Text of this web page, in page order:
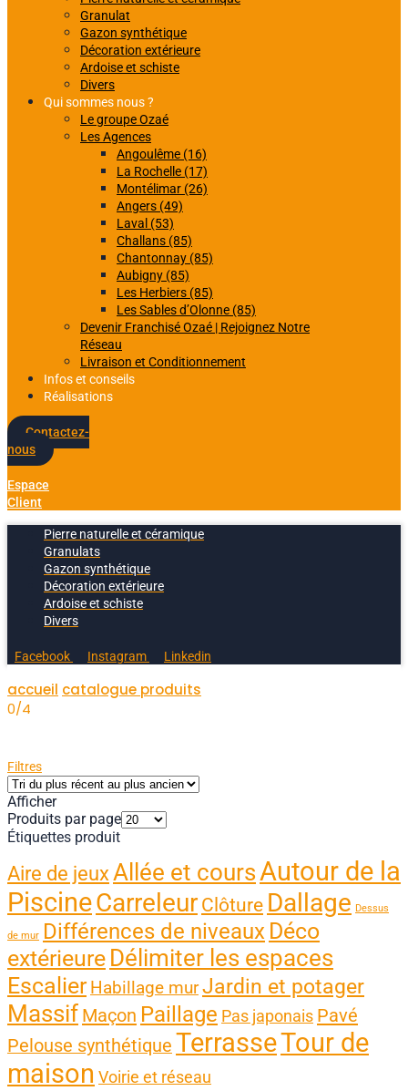
Granulat
Gazon synthétique
Décoration extérieure
Ardoise et schiste
Divers
Qui sommes nous ?
Le groupe Ozaé
Les Agences
Angoulême (16)
La Rochelle (17)
Montélimar (26)
Angers (49)
Laval (53)
Challans (85)
Chantonnay (85)
Aubigny (85)
Les Herbiers (85)
Les Sables d’Olonne (85)
Devenir Franchisé Ozaé | Rejoignez Notre
Réseau
Livraison et Conditionnement
Infos et conseils
Réalisations
Contactez-
nous
Espace
Client
Pierre naturelle et céramique
Granulats
Gazon synthétique
Décoration extérieure
Ardoise et schiste
Divers
Facebook Instagram Linkedin
accueil catalogue produits
0/4
Filtres
Afficher
Produits par page
Étiquettes produit
Aire de jeuxAllée et coursAutour de la
PiscineCarreleur Clôture Dallage Dessus
de mur Différences de niveaux Déco
extérieure Délimiter les espaces
Escalier Habillage murJardin et potager
Massif Maçon Paillage Pas japonais Pavé
Pelouse synthétique TerrasseTour de
maison Voirie et réseau